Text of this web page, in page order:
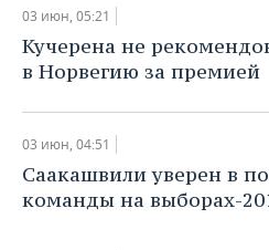
ИНВЕСТИЦИИ
НЕФТЕХИМИЯ
НЕФТЬ
ОПК
ЭНЕРГЕТИКА
НОВОСТИ БИЗНЕСА
РОЗНИЧНАЯ ТОРГОВЛЯ
ТРАНСПОРТ
УСЛУГИ
ТЕХНОЛОГИИ
НОВОСТИ ТЕХНОЛОГИЙ
IT
МЕДИА
МЕРОПРИЯТИЯ
НОВОСТИ МЕРОПРИЯТИЙ
ВЫЕЗДНАЯ РЕДАКЦИЯ
СПОРТ
НОВОСТИ СПОРТА
ОБЩЕСТВО
03 июн, 05:21
Кучерена не
в Норвегию за премией
03 июн, 04:51
Саакашвили уверен в
команды на выборах-